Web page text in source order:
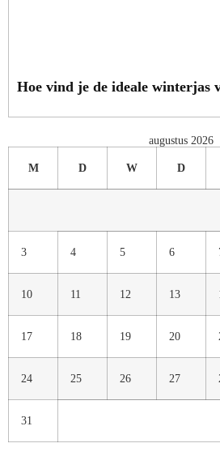
Hoe vind je de ideale winterjas
augustus 2026
M D W D
3 4 5 6
10 11 12 13
17 18 19 20
24 25 26 27
31